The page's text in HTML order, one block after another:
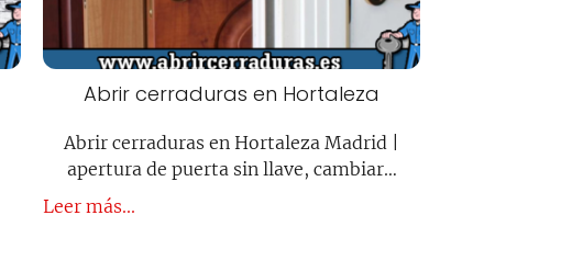
Abrir cerraduras en Hortaleza
Abrir cerraduras en Hortaleza Madrid |
apertura de puerta sin llave, cambiar…
Leer más...